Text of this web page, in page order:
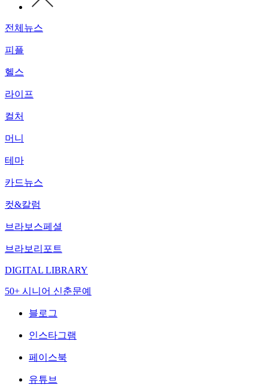
전체뉴스
피플
헬스
라이프
컬처
머니
테마
카드뉴스
컷&칼럼
브라보스페셜
브라보리포트
DIGITAL LIBRARY
50+ 시니어 신춘문예
블로그
인스타그램
페이스북
유튜브